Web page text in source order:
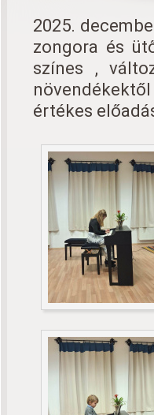
2025.
zongora és
színes ,
értékes